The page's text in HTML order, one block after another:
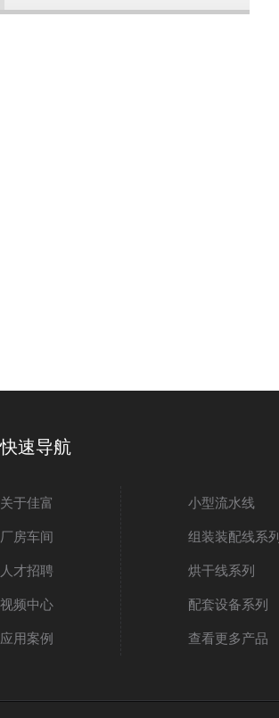
快速导航
关于佳富
厂房车间
人才招聘
视频中心
应用案例
小型流水线
组装装配线系列
烘干线系列
配套设备系列
查看更多产品